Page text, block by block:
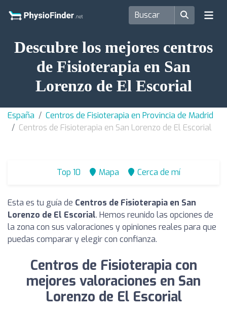
Descubre los mejores centros
de Fisioterapia en San
Lorenzo de El Escorial
España
Centros de Fisioterapia en Provincia de Madrid
Centros de Fisioterapia en San Lorenzo de El Escorial
Top 10 Mapa Cerca de mí
Esta es tu guía de Centros de Fisioterapia en San
Lorenzo de El Escorial. Hemos reunido las opciones de
la zona con sus valoraciones y opiniones reales para que
puedas comparar y elegir con confianza.
Centros de Fisioterapia con
mejores valoraciones en San
Lorenzo de El Escorial